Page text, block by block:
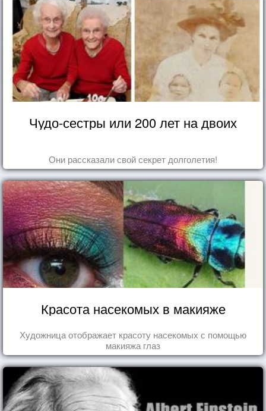
Чудо-сестры или 200 лет на двоих
Они рассказали свой секрет долголетия!
Красота насекомых в макияже
Художница отображает красоту насекомых с помощью
макияжа глаз